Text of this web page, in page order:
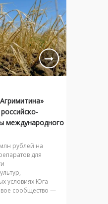
международного
рублей на
для
условиях Юга
сообщество —